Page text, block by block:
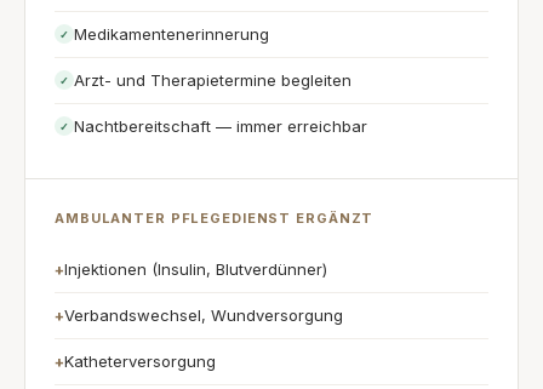
✓ Medikamentenerinnerung
✓ Arzt- und Therapietermine begleiten
✓ Nachtbereitschaft — immer erreichbar
AMBULANTER PFLEGEDIENST ERGÄNZT
+Injektionen (Insulin, Blutverdünner)
+Verbandswechsel, Wundversorgung
+Katheterversorgung